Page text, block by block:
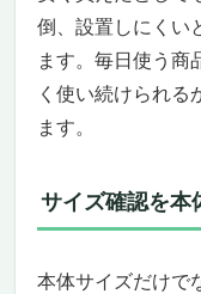
倒、設置しにくい
ます。毎日使う商
く使い続けられる
ます。
サイズ確認を本
本体サイズだけで